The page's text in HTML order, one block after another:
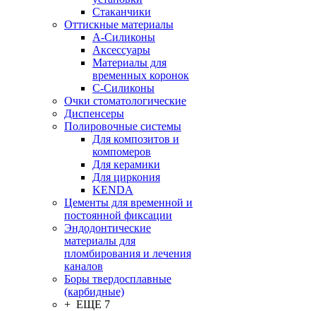
Стаканчики
Оттискные материалы
А-Силиконы
Аксессуары
Материалы для
временных коронок
С-Силиконы
Очки стоматологические
Диспенсеры
Полировочные системы
Для композитов и
компомеров
Для керамики
Для циркония
KENDA
Цементы для временной и
постоянной фиксации
Эндодонтические
материалы для
пломбирования и лечения
каналов
Боры твердосплавные
(карбидные)
+ ЕЩЕ 7